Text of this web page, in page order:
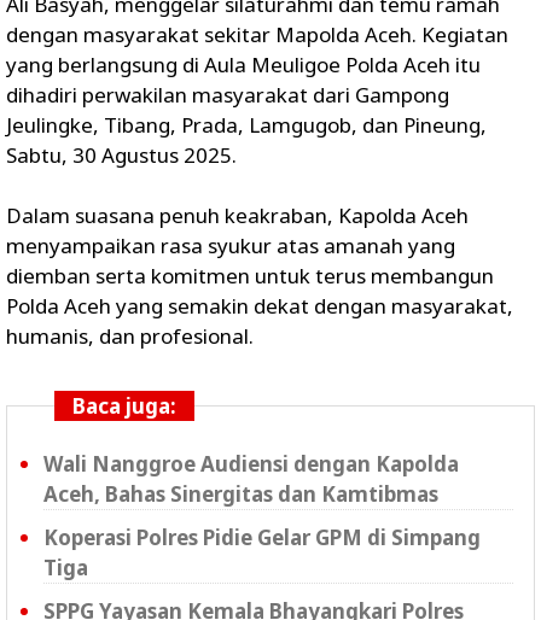
dengan masyarakat sekitar Mapolda Aceh. Kegiatan
yang berlangsung di Aula Meuligoe Polda Aceh itu
dihadiri perwakilan masyarakat dari Gampong
Jeulingke, Tibang, Prada, Lamgugob, dan Pineung,
Sabtu, 30 Agustus 2025.
Dalam suasana penuh keakraban, Kapolda Aceh
menyampaikan rasa syukur atas amanah yang
diemban serta komitmen untuk terus membangun
Polda Aceh yang semakin dekat dengan masyarakat,
humanis, dan profesional.
Baca juga:
Wali Nanggroe Audiensi dengan Kapolda
Aceh, Bahas Sinergitas dan Kamtibmas
Koperasi Polres Pidie Gelar GPM di Simpang
Tiga
SPPG Yayasan Kemala Bhayangkari Polres